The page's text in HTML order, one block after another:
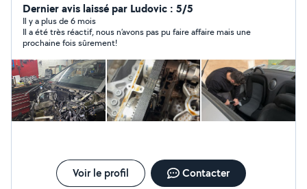
jour les défis et les opportunités d'apprentissage qu'il
m'offre. La mécanique est bien plus qu'un travail pour
moi, c'est une véritable vocation qui me permet de
développer mes compétences et d'évoluer dans un
environnement stimulant. Mon envie d'apprendre sans
cesse me permet de me perfectionner dans mon travail
Dernier avis laissé par Ludovic : 5/5
Il y a plus de 6 mois
Il a été très réactif, nous n’avons pas pu faire affaire mais une
prochaine fois sûrement!
Voir le profil Contacter